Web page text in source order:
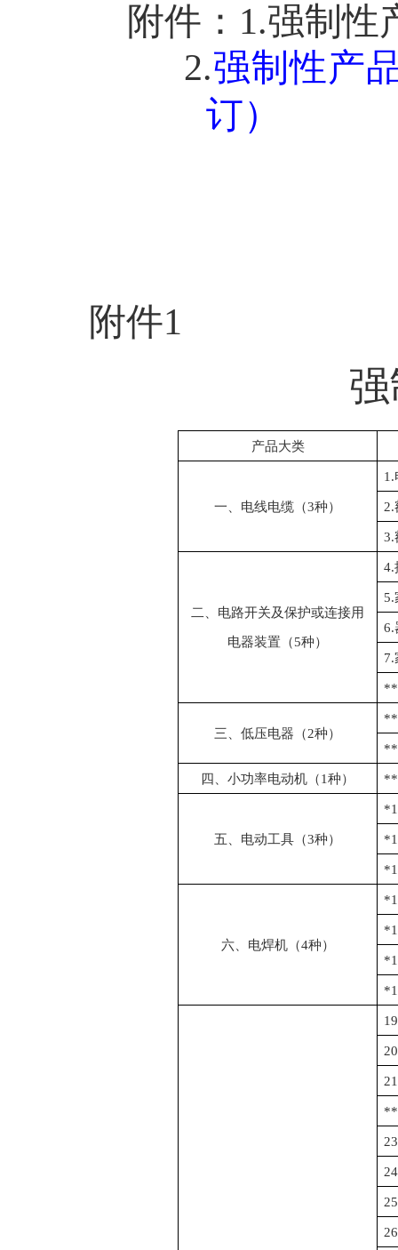
附件： 1.强制性
2.强制性产
订）
附件1
产品大类
一、电线电缆（3种）
1.
2.
3.
二、电路开关及保护或连接用
电器装置（5种）
4.
5.
6.
7.
**
三、低压电器（2种）
**
**
四、小功率电动机（1种） **
五、电动工具（3种）
*
*
*
六、电焊机（4种）
*
*
*
*
**